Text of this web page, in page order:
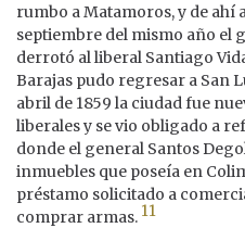
rumbo a Matamoros, y de ahí
septiembre del mismo año el
derrotó al liberal Santiago
Barajas pudo regresar a San
abril de 1859 la ciudad fue
liberales y se vio obligado a
donde el general Santos
inmuebles que poseía en
préstamo solicitado a
comprar armas. 11